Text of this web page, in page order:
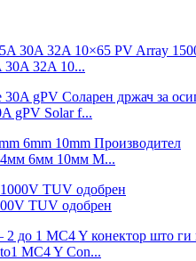
32A 10...
gPV Solar f...
4мм 6мм 10мм М...
TUV одобрен
MC4 Y Con...